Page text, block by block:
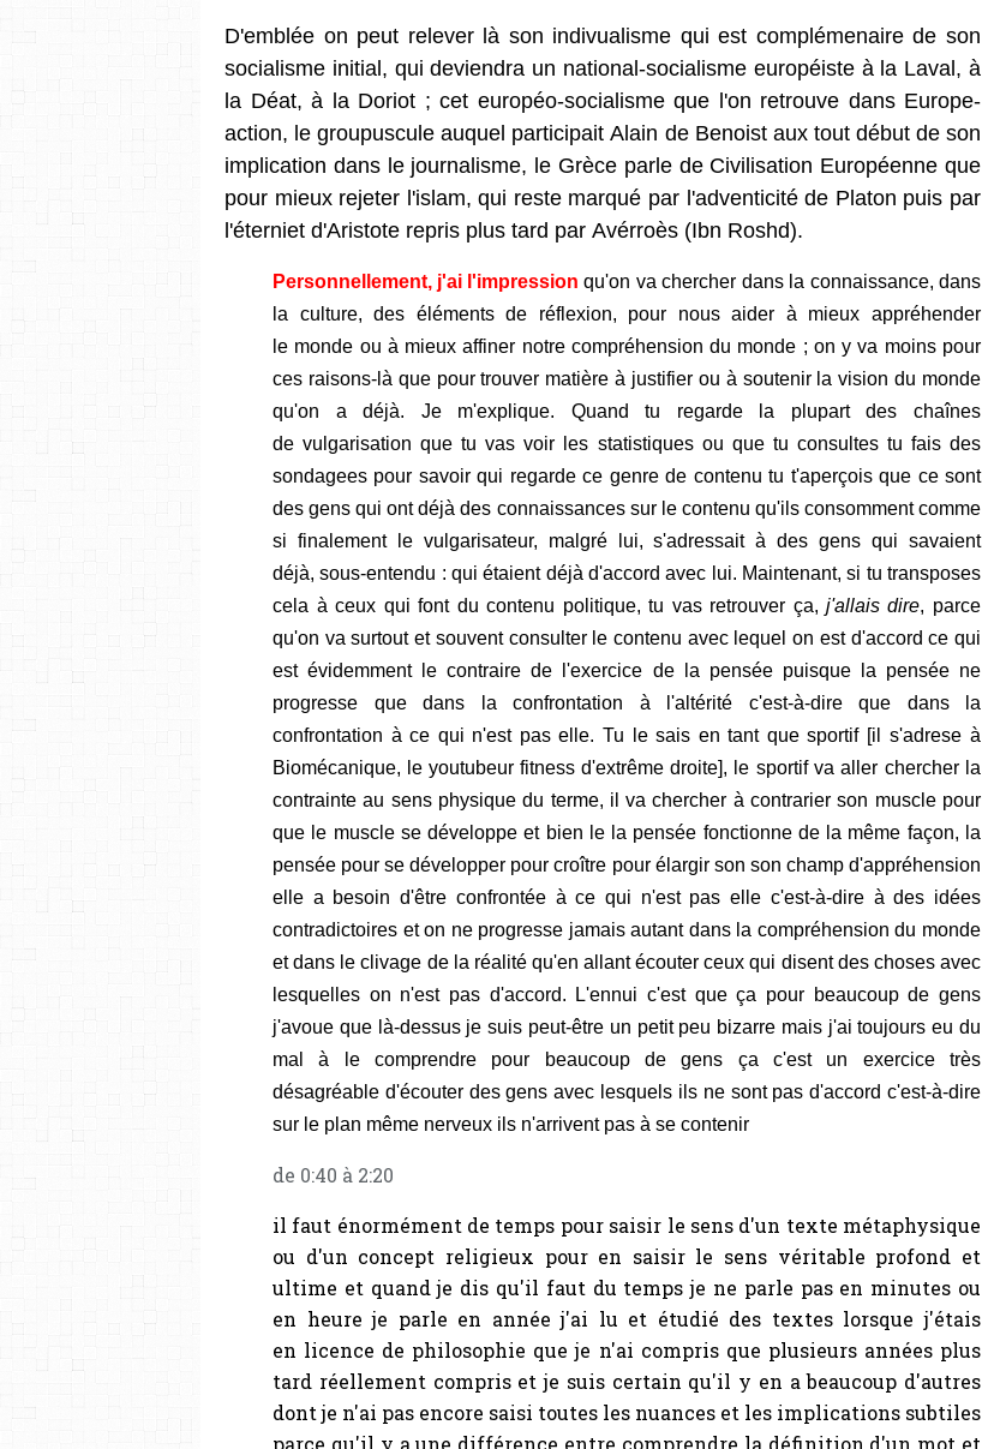
D'emblée on peut relever là son indivualisme qui est complémenaire de son
socialisme initial, qui deviendra un national-socialisme européiste à la Laval, à
la Déat, à la Doriot ; cet européo-socialisme que l'on retrouve dans Europe-
action, le groupuscule auquel participait Alain de Benoist aux tout début de son
implication dans le journalisme, le Grèce parle de Civilisation Européenne que
pour mieux rejeter l'islam, qui reste marqué par l'adventicité de Platon puis par
l'éterniet d'Aristote repris plus tard par Avérroès (Ibn Roshd).
Personnellement, j'ai l'impression qu'on va chercher dans la connaissance, dans
la culture, des éléments de réflexion, pour nous aider à mieux appréhender
le monde ou à mieux affiner notre compréhension du monde ; on y va moins pour
ces raisons-là que pour trouver matière à justifier ou à soutenir la vision du monde
qu'on a déjà. Je m'explique. Quand tu regarde la plupart des chaînes
de vulgarisation que tu vas voir les statistiques ou que tu consultes tu fais des
sondagees pour savoir qui regarde ce genre de contenu tu t'aperçois que ce sont
des gens qui ont déjà des connaissances sur le contenu qu'ils consomment comme
si finalement le vulgarisateur, malgré lui, s'adressait à des gens qui savaient
déjà, sous-entendu : qui étaient déjà d'accord avec lui. Maintenant, si tu transposes
cela à ceux qui font du contenu politique, tu vas retrouver ça, j'allais dire, parce
qu'on va surtout et souvent consulter le contenu avec lequel on est d'accord ce qui
est évidemment le contraire de l'exercice de la pensée puisque la pensée ne
progresse que dans la confrontation à l'altérité c'est-à-dire que dans la
confrontation à ce qui n'est pas elle. Tu le sais en tant que sportif [il s'adrese à
Biomécanique, le youtubeur fitness d'extrême droite], le sportif va aller chercher la
contrainte au sens physique du terme, il va chercher à contrarier son muscle pour
que le muscle se développe et bien le la pensée fonctionne de la même façon, la
pensée pour se développer pour croître pour élargir son son champ d'appréhension
elle a besoin d'être confrontée à ce qui n'est pas elle c'est-à-dire à des idées
contradictoires et on ne progresse jamais autant dans la compréhension du monde
et dans le clivage de la réalité qu'en allant écouter ceux qui disent des choses avec
lesquelles on n'est pas d'accord. L'ennui c'est que ça pour beaucoup de gens
j'avoue que là-dessus je suis peut-être un petit peu bizarre mais j'ai toujours eu du
mal à le comprendre pour beaucoup de gens ça c'est un exercice très
désagréable d'écouter des gens avec lesquels ils ne sont pas d'accord c'est-à-dire
sur le plan même nerveux ils n'arrivent pas à se contenir
de 0:40 à 2:20
il faut énormément de temps pour saisir le sens d'un texte métaphysique
ou d'un concept religieux pour en saisir le sens véritable profond et
ultime et quand je dis qu'il faut du temps je ne parle pas en minutes ou
en heure je parle en année j'ai lu et étudié des textes lorsque j'étais
en licence de philosophie que je n'ai compris que plusieurs années plus
tard réellement compris et je suis certain qu'il y en a beaucoup d'autres
dont je n'ai pas encore saisi toutes les nuances et les implications subtiles
parce qu'il y a une différence entre comprendre la définition d'un mot et